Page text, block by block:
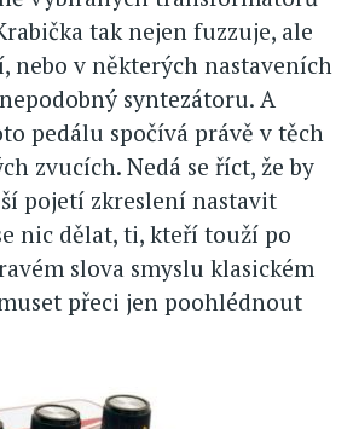
tak nejen fuzzuje, ale
nebo v některých nastaveních
syntezátoru. A
pedálu spočívá právě v těch
zvucích. Nedá se říct, že by
pojetí zkreslení nastavit
nic dělat, ti, kteří touží po
slova smyslu klasickém
přeci jen poohlédnout